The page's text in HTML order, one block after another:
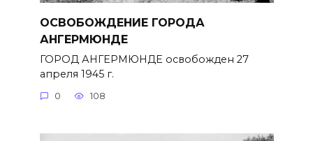
ОСВОБОЖДЕНИЕ ГОРОДА
АНГЕРМЮНДЕ
ГОРОД АНГЕРМЮНДЕ освобожден 27
апреля 1945 г.
0 108